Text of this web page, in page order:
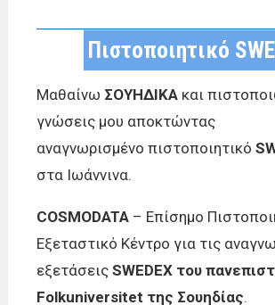
Πιστοποιητικό
Μαθαίνω ΣΟΥΗΔΙΚΑ και
γνώσεις μου αποκτώντας
αναγνωρισμένο πιστοποιητικό
στα Ιωάννινα.
COSMODATA – Επίσημο
Εξεταστικό Κέντρο για τις
εξετάσεις SWEDEX του
Folkuniversitet της Σουηδίας.